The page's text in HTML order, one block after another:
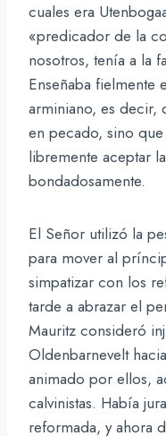
cuales era
«predicador de la
nosotros, tenía a la
Enseñaba fielmente
arminiano, es decir,
en pecado, sino
libremente aceptar
bondadosamente.
El Señor utilizó la
para mover al
simpatizar con los
tarde a abrazar el
Mauritz consideró
Oldenbarnevelt
animado por ellos,
calvinistas. Había
reformada, y ahora